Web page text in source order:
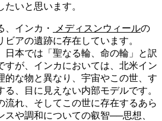
いと思います。
、インカ・ メディスンウィールの
アの遺跡に存在しています。
日本では「聖なる輪、命の輪」と訳
すが、インカにおいては、北米イン
的な物と異なり、宇宙やこの世、す
、目に見えない内部モデルです。
流れ、そしてこの世に存在するあら
スや調和についての叡智──思想、